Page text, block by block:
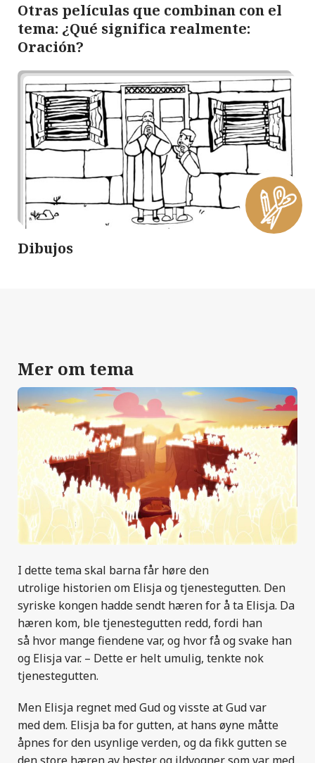
Otras películas que combinan con el
tema: ¿Qué significa realmente:
Oración?
Dibujos
Mer om tema
I dette tema skal barna får høre den
utrolige historien om Elisja og tjenestegutten. Den
syriske kongen hadde sendt hæren for å ta Elisja. Da
hæren kom, ble tjenestegutten redd, fordi han
så hvor mange fiendene var, og hvor få og svake han
og Elisja var. – Dette er helt umulig, tenkte nok
tjenestegutten.
Men Elisja regnet med Gud og visste at Gud var
med dem. Elisja ba for gutten, at hans øyne måtte
åpnes for den usynlige verden, og da fikk gutten se